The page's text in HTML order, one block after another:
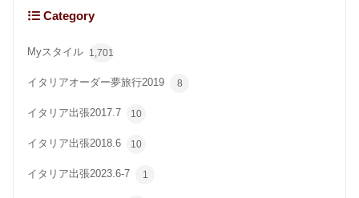
Category
Myスタイル 1,701
イタリアオーダー夢旅行2019 8
イタリア出張2017.7 10
イタリア出張2018.6 10
イタリア出張2023.6-7 1